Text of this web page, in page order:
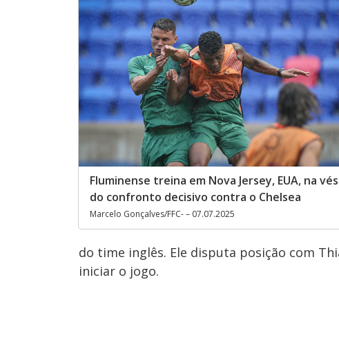
Fluminense treina em Nova Jersey, EUA, na
do confronto decisivo contra o Chelsea
Marcelo Gonçalves/FFC- – 07.07.2025
do time inglês. Ele disputa posição com
iniciar o jogo.